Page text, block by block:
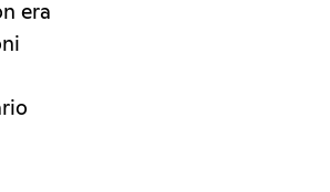
era